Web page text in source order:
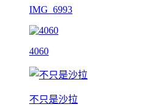
IMG_6993
4060
不只是沙拉